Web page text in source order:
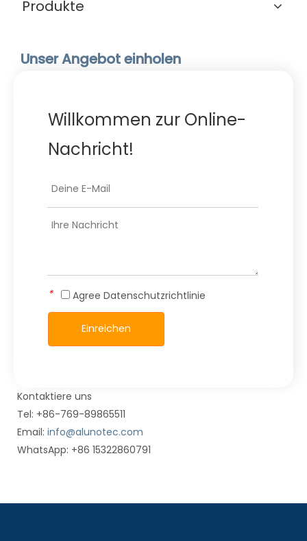
Produkte
Unser Angebot einholen
Willkommen zur Online-
Nachricht!
* Agree Datenschutzrichtlinie
Einreichen
Kontaktiere uns
Tel: +86-769-89865511
Email: info@alunotec.com
WhatsApp: +86 15322860791